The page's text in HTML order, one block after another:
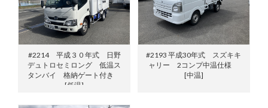
#2214 平成３０年式 日野
デュトロセミロング 低温ス
タンバイ 格納ゲート付き
[低温]
#2193 平成30年式 スズキキ
ャリー 2コンプ中温仕様
[中温]